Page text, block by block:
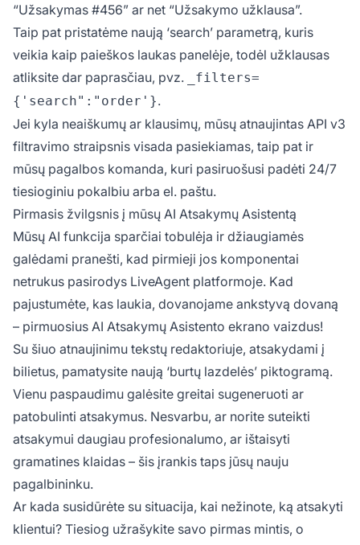
“Užsakymas #456” ar net “Užsakymo užklausa”.
Taip pat pristatėme naują ‘search’ parametrą, kuris
veikia kaip paieškos laukas panelėje, todėl užklausas
atliksite dar paprasčiau, pvz.
_filters=
{'search":"order'}.
Jei kyla neaiškumų ar klausimų, mūsų atnaujintas API v3
filtravimo straipsnis visada pasiekiamas, taip pat ir
mūsų pagalbos komanda, kuri pasiruošusi padėti 24/7
tiesioginiu pokalbiu arba el. paštu.
Pirmasis žvilgsnis į mūsų AI Atsakymų Asistentą
Mūsų AI funkcija sparčiai tobulėja ir džiaugiamės
galėdami pranešti, kad pirmieji jos komponentai
netrukus pasirodys LiveAgent platformoje. Kad
pajustumėte, kas laukia, dovanojame ankstyvą dovaną
– pirmuosius AI Atsakymų Asistento ekrano vaizdus!
Su šiuo atnaujinimu tekstų redaktoriuje, atsakydami į
bilietus, pamatysite naują ‘burtų lazdelės’ piktogramą.
Vienu paspaudimu galėsite greitai sugeneruoti ar
patobulinti atsakymus. Nesvarbu, ar norite suteikti
atsakymui daugiau profesionalumo, ar ištaisyti
gramatines klaidas – šis įrankis taps jūsų nauju
pagalbininku.
Ar kada susidūrėte su situacija, kai nežinote, ką atsakyti
klientui? Tiesiog užrašykite savo pirmas mintis, o